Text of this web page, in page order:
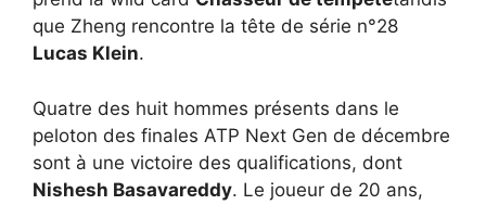
que Zheng rencontre la tête de série n°28
Lucas Klein.
Quatre des huit hommes présents dans le
peloton des finales ATP Next Gen de décembre
sont à une victoire des qualifications, dont
Nishesh Basavareddy. Le joueur de 20 ans,